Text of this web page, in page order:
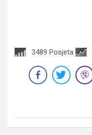
3489 Posjeta